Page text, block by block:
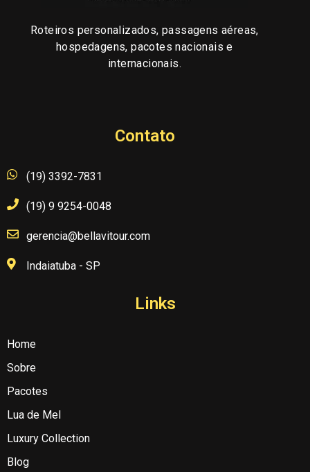
Roteiros personalizados, passagens aéreas,
hospedagens, pacotes nacionais e
internacionais.
Contato
(19) 3392-7831
(19) 9 9254-0048
gerencia@bellavitour.com
Indaiatuba - SP
Links
Home
Sobre
Pacotes
Lua de Mel
Luxury Collection
Blog